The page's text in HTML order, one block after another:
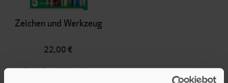
Zeichen und Werkzeug
22,00 €
Inkl. 7% MwSt.,exkl.Versandkosten